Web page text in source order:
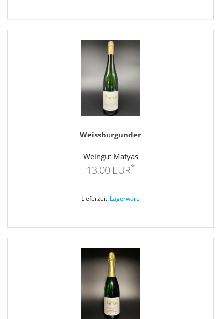
Weissburgunder
Weingut Matyas
13,00 EUR*
Lieferzeit: Lagerware